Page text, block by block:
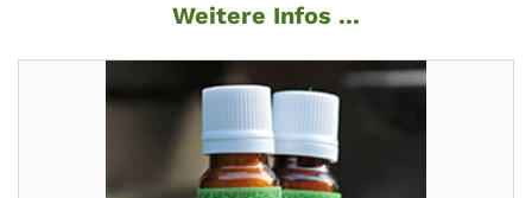
Weitere Infos ...